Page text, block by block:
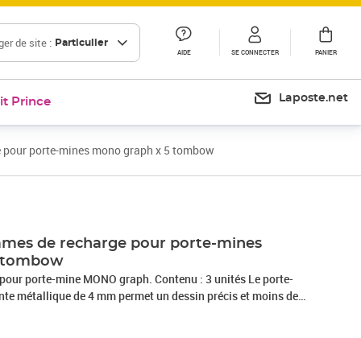
de site : Particulier
AIDE SE CONNECTER PANIER
Prince Laposte.net
porte-mines mono graph x 5 tombow
de recharge pour porte-mines
porte-mine MONO graph. Contenu : 3 unités Le porte-
métallique de 4 mm permet un dessin précis et moins de
le dessin avec règle ou modèles. Mécanisme innovant